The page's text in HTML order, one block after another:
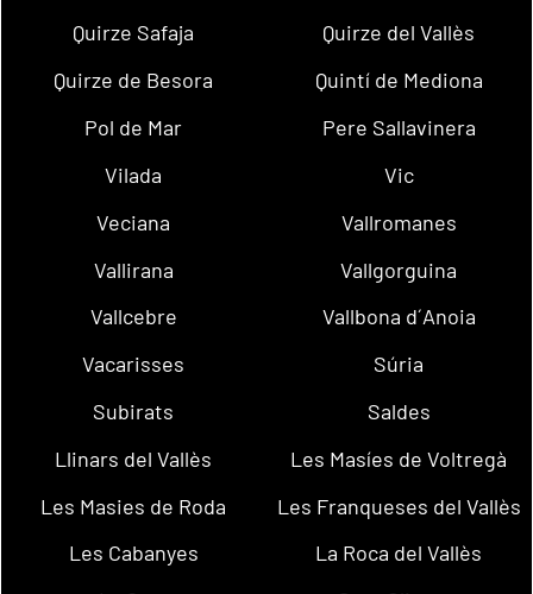
Quirze Safaja
Quirze del Vallès
Quirze de Besora
Quintí de Mediona
Pol de Mar
Pere Sallavinera
Vilada
Vic
Veciana
Vallromanes
Vallirana
Vallgorguina
Vallcebre
Vallbona d´Anoia
Vacarisses
Súria
Subirats
Saldes
Llinars del Vallès
Les Masíes de Voltregà
Les Masies de Roda
Les Franqueses del Vallès
Les Cabanyes
La Roca del Vallès